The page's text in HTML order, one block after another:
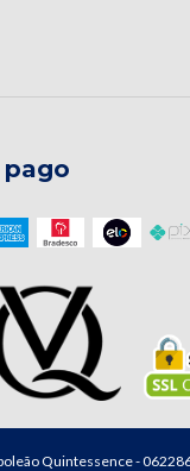
pago
Quintessence -